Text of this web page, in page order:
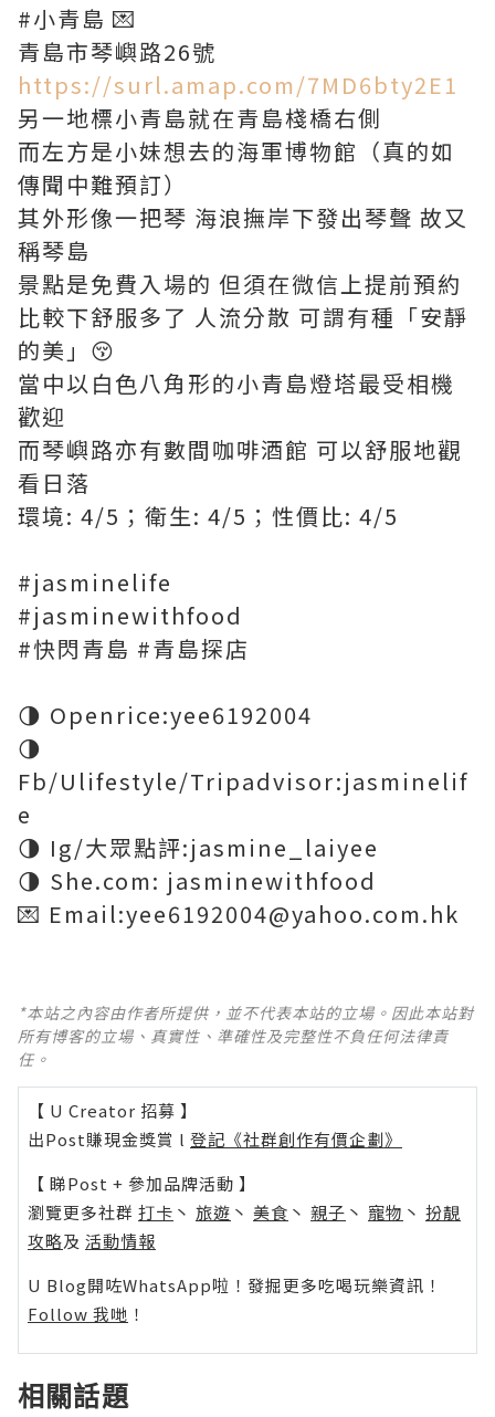
#小青島 💌
青島市琴嶼路26號
https://surl.amap.com/7MD6bty2E1
另一地標小青島就在青島棧橋右側
而左方是小妹想去的海軍博物館（真的如
傳聞中難預訂）
其外形像一把琴 海浪撫岸下發出琴聲 故又
稱琴島
景點是免費入場的 但須在微信上提前預約
比較下舒服多了 人流分散 可謂有種「安靜
的美」😚
當中以白色八角形的小青島燈塔最受相機
歡迎
而琴嶼路亦有數間咖啡酒館 可以舒服地觀
看日落
環境: 4/5；衛生: 4/5；性價比: 4/5
#jasminelife
#jasminewithfood
#快閃青島 #青島探店
🌗 Openrice:yee6192004
🌗
Fb/Ulifestyle/Tripadvisor:jasminelif
e
🌗 Ig/大眾點評:jasmine_laiyee
🌗 She.com: jasminewithfood
💌 Email:yee6192004@yahoo.com.hk
*本站之內容由作者所提供，並不代表本站的立場。因此本站對
所有博客的立場、真實性、準確性及完整性不負任何法律責
任。
【 U Creator 招募 】
出Post賺現金獎賞 l 登記《社群創作有價企劃》
【 睇Post + 參加品牌活動 】
瀏覽更多社群 打卡 丶 旅遊 丶 美食 丶 親子 丶 寵物 丶 扮靚
攻略及 活動情報
U Blog開咗WhatsApp啦！發掘更多吃喝玩樂資訊！
Follow 我哋 ！
相關話題